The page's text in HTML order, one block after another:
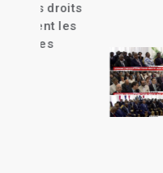
du
à la
apens|
évadé